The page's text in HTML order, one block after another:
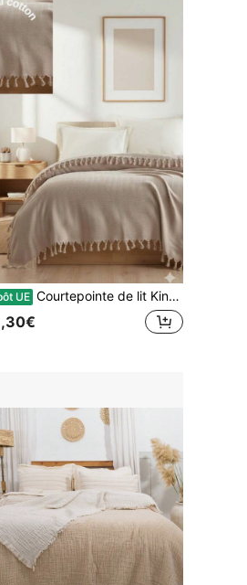
UE Courtepointe de lit King Size FABRIQUÉ EN TURQUIE - 100% Coton - 200x220 Cm - Respirant & Couvre-lit